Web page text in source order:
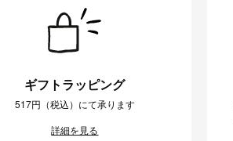
ギフトラッピング
517円（税込）にて承ります
詳細を見る